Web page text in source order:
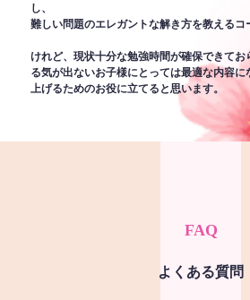
し、
難しい問題のエレガントな解き方を教えるコ
けれど、現状十分な勉強時間が確保できて
る気が出ないお子様にとっては最適な内容
上げるためのお役に立てると思います。
FAQ
よくある質問